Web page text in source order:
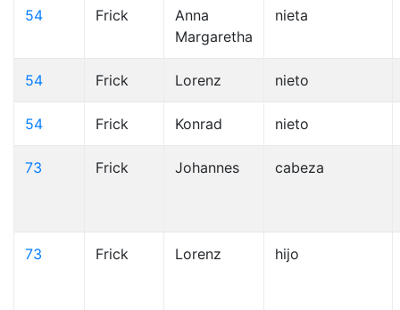
54 Frick
Anna
Margaretha
nieta
54 Frick Lorenz nieto
54 Frick Konrad nieto
73 Frick Johannes cabeza
73 Frick Lorenz hijo